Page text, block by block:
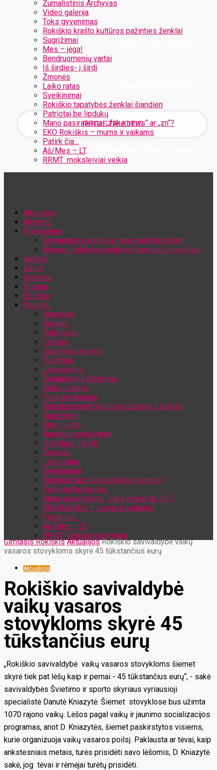
Žurnalistinis Archyvas
Video galerija
Toks gyvenimas
Rokiškio krašto kultūros pažinties ženklai
Sugrįžimai
Mes – jėga!
Bendruomenių vartai
Iš širdies- į širdį
Žmonės
Laiko ratas
Sveikinimai
Rokiškio tapatybės ženklai šiandien
Patriotai be lipdukų
Mano pasirinkimai: „fake news“ ar „zn“?
EKO Rokiškis – mums ir vaikams
Patirk čia…
Aš/Mes – LT
RRMT: moksleiviai veikia
Užregistruokite savo paskyrą
Jūsų slaptažodis bus atsiųstas Jums el. paštu
Aktualijos
Akcentai
Projektiniai
Gyvenimas paraštėse: tapk pokyčio dalimi
Atvėrus Rokiškio krašto muliavotas lunginyčias
Valdžia
Žemė
Sveikata
X-zona
Sportas
Daugiau
Renginiai
Verslas
(Sub)tyliai
Langas
Jaunimas jaunimui
Turizmas
Laisvalaikis
Žurnalistinis Archyvas
Video galerija
Toks gyvenimas
Rokiškio krašto kultūros pažinties ženklai
Sugrįžimai
Mes – jėga!
Bendruomenių vartai
Iš širdies- į širdį
Žmonės
Laiko ratas
Sveikinimai
Rokiškio tapatybės ženklai šiandien
Patriotai be lipdukų
Mano pasirinkimai: „fake news“ ar „zn“?
EKO Rokiškis – mums ir vaikams
Patirk čia…
Aš/Mes – LT
RRMT: moksleiviai veikia
Gimtasis Rokiškis Aktualijos Rokiškio savivaldybė vaikų
vasaros stovykloms skyrė 45 tūkstančius eurų
Aktualijos
Rokiškio savivaldybė
vaikų vasaros
stovykloms skyrė 45
tūkstančius eurų
„Rokiškio savivaldybė vaikų vasaros stovykloms šiemet
skyrė tiek pat lėšų kaip ir pernai - 45 tūkstančius eurų“, - sakė
savivaldybės Švietimo ir sporto skyriaus vyriausioji
specialistė Danutė Kniazytė. Šiemet stovyklose bus užimta
1070 rajono vaikų. Lėšos pagal vaikų ir jaunimo socializacijos
programas, anot D. Kniazytės, šiemet paskirstytos visiems,
kurie organizuoja vaikų vasaros poilsį. Paklausta ar tėvai, kaip
ankstesniais metais, turės prisidėti savo lėšomis, D. Kniazytė
sakė, jog tėvai ir rėmėjai turėtų prisidėti.